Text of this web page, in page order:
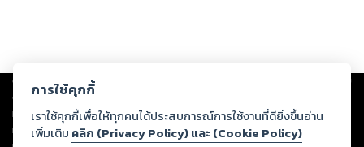
Copyright © 2026
ต่อผลงานหรือเนื้อหาใดที่อัปโหลดผ่านเว็บไซต์และปรากฏว่าละเมิดสิทธิใน
ทรัพย์สินทางปัญญาของบุคคลอื่นหรือขัดต่อกฎหมายและศีลธรรม ดังนั้น ผู้อ่าน
ทุกท่านโปรดใช้วิจารณญาณในการกลั่นกรองด้วยตนเอง และหากท่านพบว่าส่วน
การใช้คุกกี้
เราใช้คุกกี้เพื่อให้ทุกคนได้ประสบการณ์การใช้งานที่ดียิ่งขึ้นอ่าน
เพิ่มเติม คลิก (Privacy Policy) และ (Cookie Policy)